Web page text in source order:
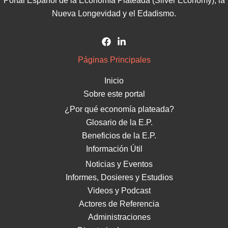
Nueva Longevidad y el Edadismo.
Páginas Principales
Inicio
Sobre este portal
¿Por qué economía plateada?
Glosario de la E.P.
Beneficios de la E.P.
Información Útil
Noticias y Eventos
Informes, Dosieres y Estudios
Videos y Podcast
Actores de Referencia
Administraciones